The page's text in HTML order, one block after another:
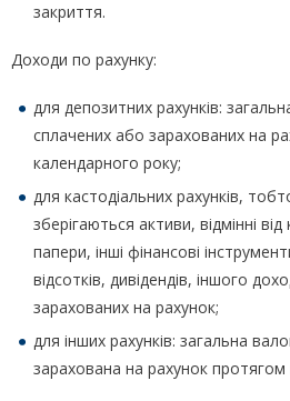
закриття.
Доходи по рахунку:
для депозитних рахунків:
сплачених або зарахованих на
календарного року;
для кастодіальних рахунків,
зберігаються активи, відмінні
папери, інші фінансові
відсотків, дивідендів, іншого
зарахованих на рахунок;
для інших рахунків: загальна
зарахована на рахунок